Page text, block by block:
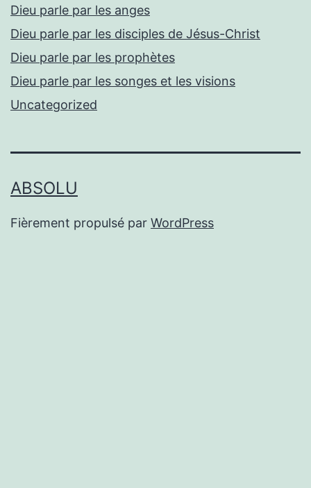
Dieu parle par les anges
Dieu parle par les disciples de Jésus-Christ
Dieu parle par les prophètes
Dieu parle par les songes et les visions
Uncategorized
ABSOLU
Fièrement propulsé par WordPress